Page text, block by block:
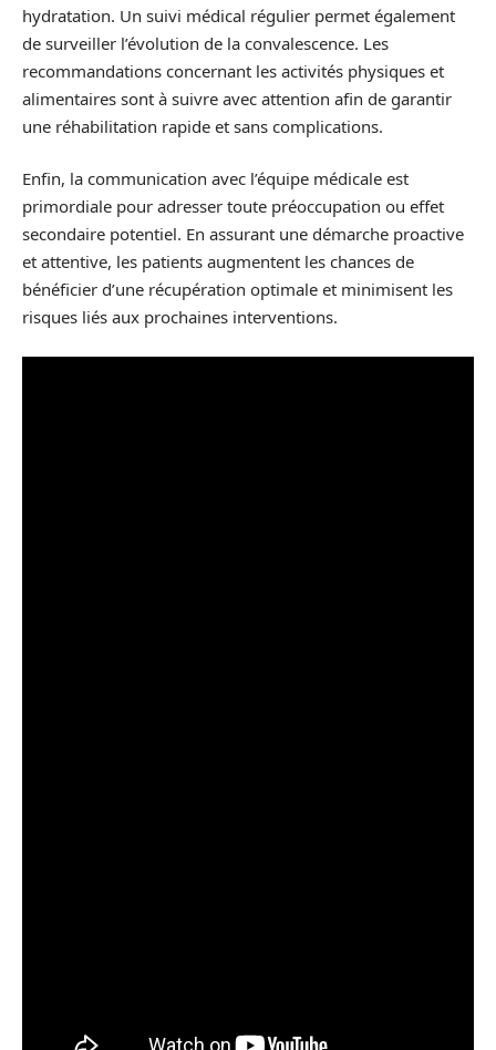
hydratation. Un suivi médical régulier permet également
de surveiller l’évolution de la convalescence. Les
recommandations concernant les activités physiques et
alimentaires sont à suivre avec attention afin de garantir
une réhabilitation rapide et sans complications.
Enfin, la communication avec l’équipe médicale est
primordiale pour adresser toute préoccupation ou effet
secondaire potentiel. En assurant une démarche proactive
et attentive, les patients augmentent les chances de
bénéficier d’une récupération optimale et minimisent les
risques liés aux prochaines interventions.